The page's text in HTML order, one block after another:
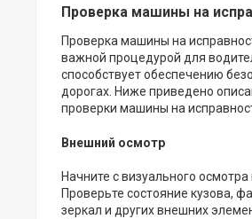
Проверка машины на
Проверка машины на
важной процедурой для
способствует обеспечению
дорогах. Ниже приведено
проверки машины на
Внешний осмотр
Начните с визуального
Проверьте состояние кузова,
зеркал и других внешних